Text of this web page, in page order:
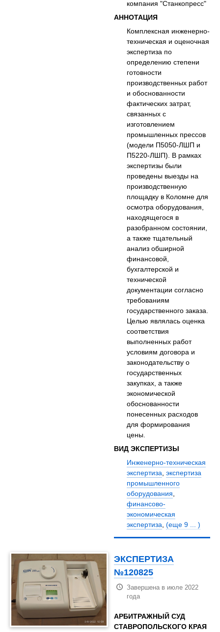
компания "Станкопресс"
АННОТАЦИЯ
Комплексная инженерно-
техническая и оценочная
экспертиза по
определению степени
готовности
производственных работ
и обоснованности
фактических затрат,
связанных с
изготовлением
промышленных прессов
(модели П5050-ЛШП и
П5220-ЛШП). В рамках
экспертизы были
проведены выезды на
производственную
площадку в Коломне для
осмотра оборудования,
находящегося в
разобранном состоянии,
а также тщательный
анализ обширной
финансовой,
бухгалтерской и
технической
документации согласно
требованиям
государственного заказа.
Целью являлась оценка
соответствия
выполненных работ
условиям договора и
законодательству о
государственных
закупках, а также
экономической
обоснованности
понесенных расходов
для формирования
цены.
ВИД ЭКСПЕРТИЗЫ
Инженерно-техническая
экспертиза,экспертиза
промышленного
оборудования,
финансово-
экономическая
экспертиза,(еще 9 ... )
ЭКСПЕРТИЗА
№120825
Завершена в июле 2022
года
АРБИТРАЖНЫЙ СУД
СТАВРОПОЛЬСКОГО КРАЯ